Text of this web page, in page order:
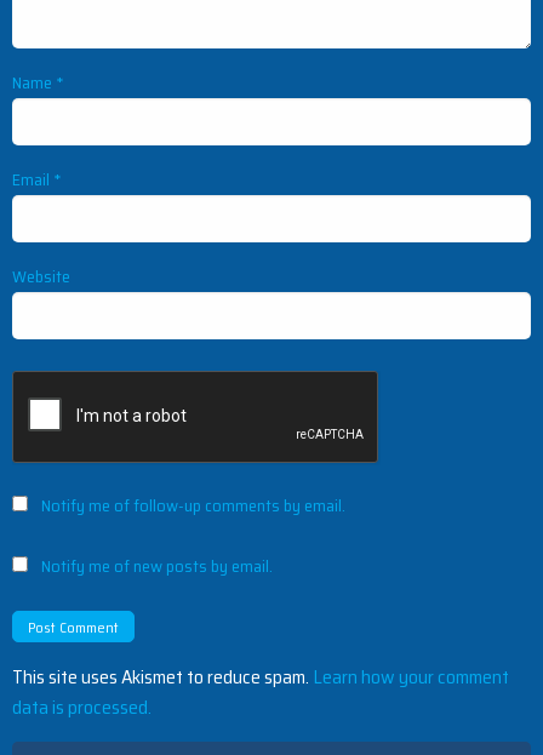
Name *
Email *
Website
Notify me of follow-up comments by email.
Notify me of new posts by email.
This site uses Akismet to reduce spam. Learn how your comment
data is processed.